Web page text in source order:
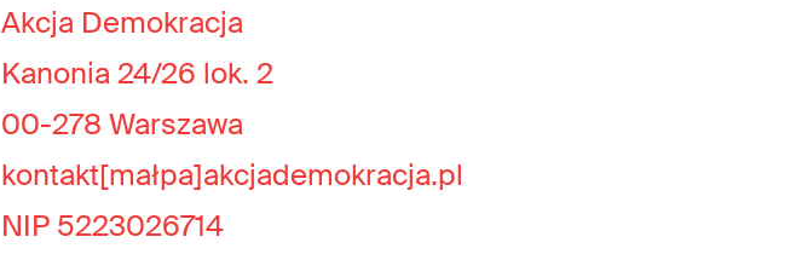
Akcja Demokracja
Kanonia 24/26 lok. 2
00-278 Warszawa
kontakt[małpa]akcjademokracja.pl
NIP 5223026714